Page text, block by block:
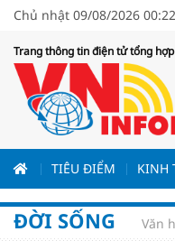
Chủ nhật 09/08/2026 00:22
Trang thông tin điện tử tổng hợp
TIÊU ĐIỂM KINH
ĐỜI SỐNG Văn